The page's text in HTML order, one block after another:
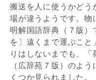
搬送を人に使うかどう
場が違うようです。
明解国語辞典（７版
を〕遠くまで運ぶこ
りはしないまでも、「
（広辞苑７版）のよ
くつか見られました。